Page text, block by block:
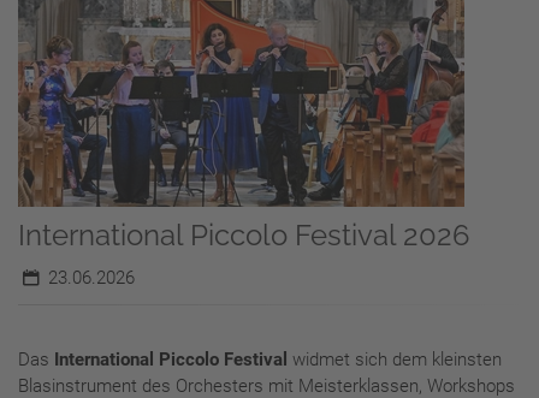
International Piccolo Festival 2026
23.06.2026
Das International Piccolo Festival widmet sich dem kleinsten
Blasinstrument des Orchesters mit Meisterklassen, Workshops